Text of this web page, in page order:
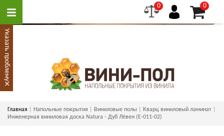
0 0
Главная Напольные покрытия Виниловые полы
Кварц виниловый ламинат
Инженерная виниловая доска Natura - Дуб Лёвен (E-011-02)
Указать проблему
×